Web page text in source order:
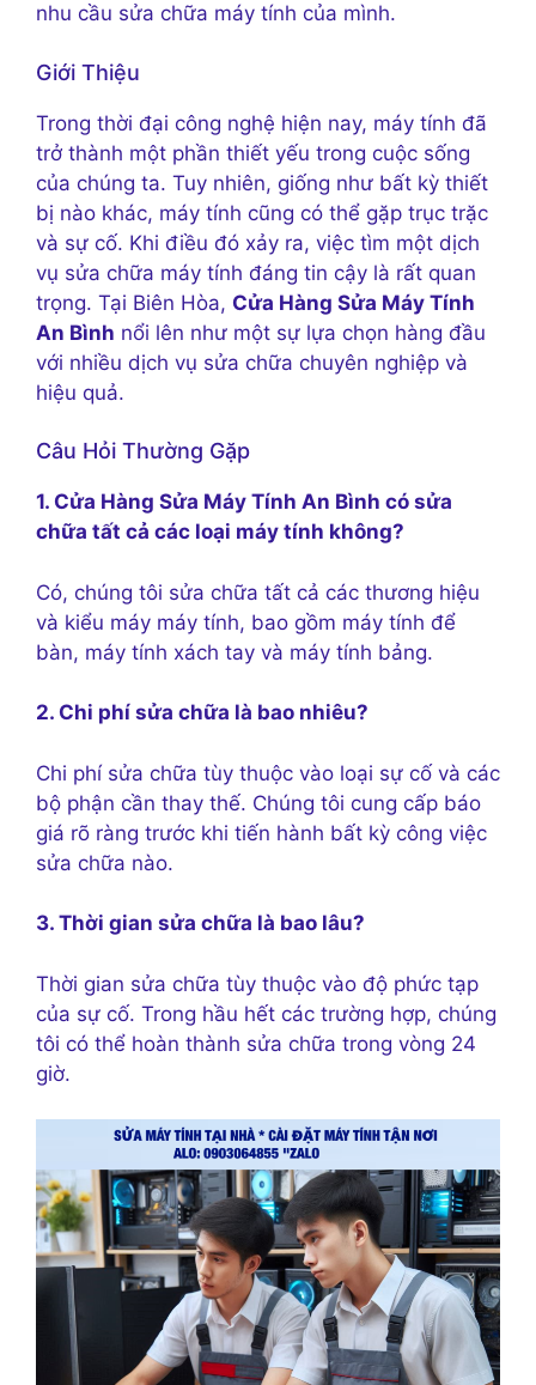
nhu cầu sửa chữa máy tính của mình.
Giới Thiệu
Trong thời đại công nghệ hiện nay, máy tính đã
trở thành một phần thiết yếu trong cuộc sống
của chúng ta. Tuy nhiên, giống như bất kỳ thiết
bị nào khác, máy tính cũng có thể gặp trục trặc
và sự cố. Khi điều đó xảy ra, việc tìm một dịch
vụ sửa chữa máy tính đáng tin cậy là rất quan
trọng. Tại Biên Hòa, Cửa Hàng Sửa Máy Tính
An Bình nổi lên như một sự lựa chọn hàng đầu
với nhiều dịch vụ sửa chữa chuyên nghiệp và
hiệu quả.
Câu Hỏi Thường Gặp
1. Cửa Hàng Sửa Máy Tính An Bình có sửa
chữa tất cả các loại máy tính không?
Có, chúng tôi sửa chữa tất cả các thương hiệu
và kiểu máy máy tính, bao gồm máy tính để
bàn, máy tính xách tay và máy tính bảng.
2. Chi phí sửa chữa là bao nhiêu?
Chi phí sửa chữa tùy thuộc vào loại sự cố và các
bộ phận cần thay thế. Chúng tôi cung cấp báo
giá rõ ràng trước khi tiến hành bất kỳ công việc
sửa chữa nào.
3. Thời gian sửa chữa là bao lâu?
Thời gian sửa chữa tùy thuộc vào độ phức tạp
của sự cố. Trong hầu hết các trường hợp, chúng
tôi có thể hoàn thành sửa chữa trong vòng 24
giờ.